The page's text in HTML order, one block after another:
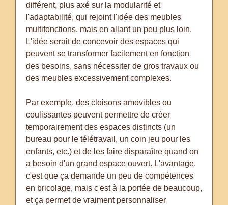
différent, plus axé sur la modularité et
l'adaptabilité, qui rejoint l'idée des meubles
multifonctions, mais en allant un peu plus loin.
L'idée serait de concevoir des espaces qui
peuvent se transformer facilement en fonction
des besoins, sans nécessiter de gros travaux ou
des meubles excessivement complexes.
Par exemple, des cloisons amovibles ou
coulissantes peuvent permettre de créer
temporairement des espaces distincts (un
bureau pour le télétravail, un coin jeu pour les
enfants, etc.) et de les faire disparaître quand on
a besoin d'un grand espace ouvert. L'avantage,
c'est que ça demande un peu de compétences
en bricolage, mais c'est à la portée de beaucoup,
et ça permet de vraiment personnaliser